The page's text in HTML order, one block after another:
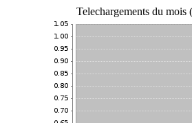
Telechargements du mois